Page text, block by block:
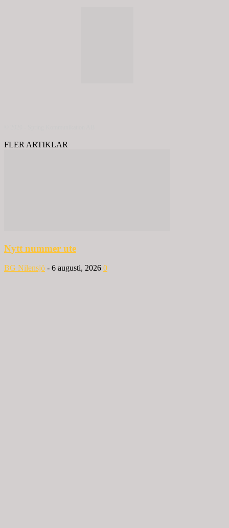
FLER ARTIKLAR
Nytt nummer ute
BG Nilensjö - 6 augusti, 2026 0